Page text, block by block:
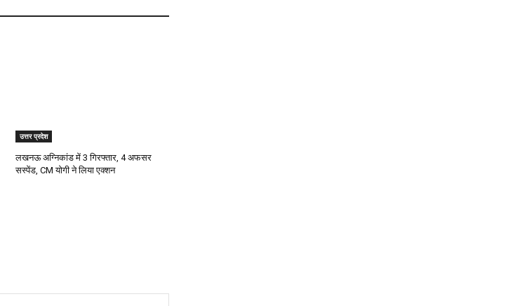
उत्तर प्रदेश
लखनऊ अग्निकांड में 3 गिरफ्तार, 4 अफसर
सस्पेंड, CM योगी ने लिया एक्शन